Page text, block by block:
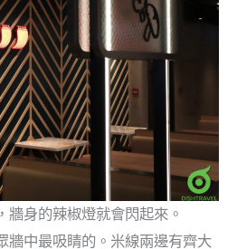
牆身的辣椒燈就會閃起來。
牆中最吸睛的。米線兩邊有齊大